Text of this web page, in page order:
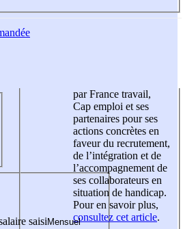
saisi
par France travail,
Cap emploi et ses
partenaires pour ses
actions concrètes en
faveur du recrutement,
de l’intégration et de
l’accompagnement de
ses collaborateurs en
situation de handicap.
Pour en savoir plus,
consultez cet article.